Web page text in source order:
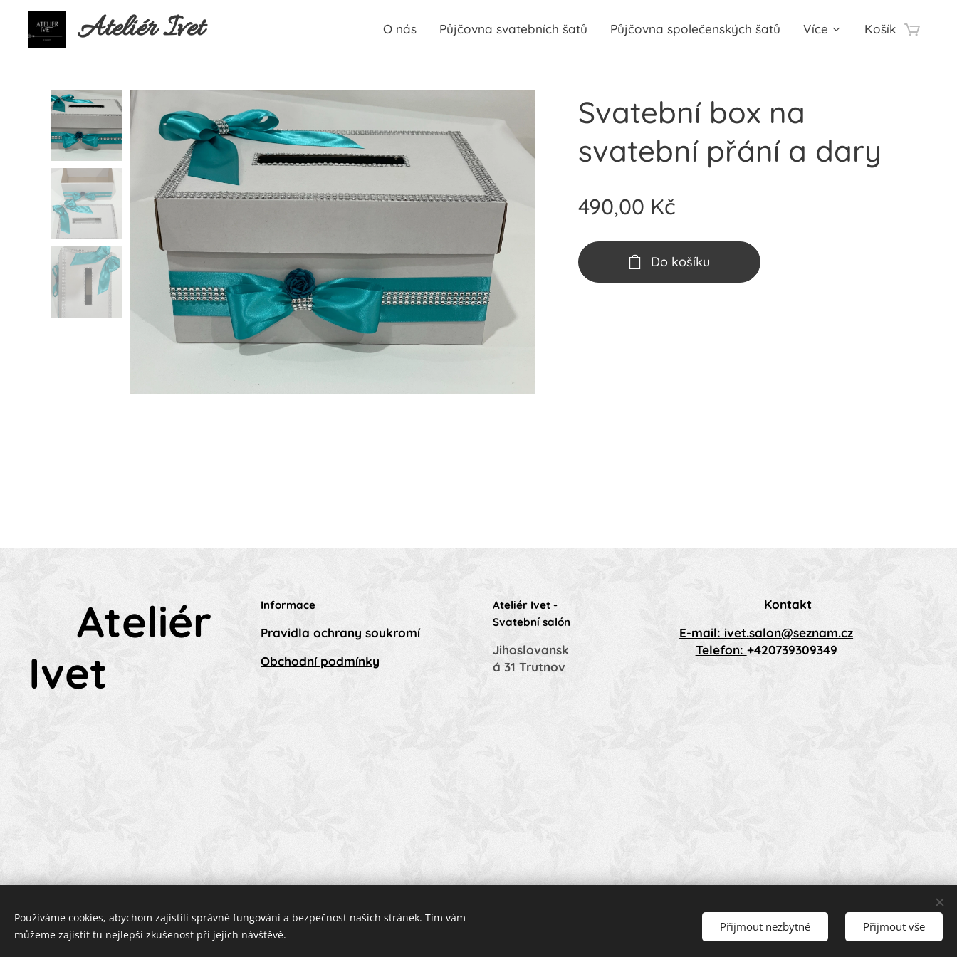
Ateliér Ivet O nás Půjčovna svatebních šatů Půjčovna společenských šatů Více Košík
Svatební box na
svatební přání a dary
490,00 Kč
Do košíku
Ateliér
Ivet
Informace
Pravidla ochrany soukromí
Obchodní podmínky
Ateliér Ivet -
Svatební salón
Jihoslovansk
á 31 Trutnov
Kontakt
E-mail: ivet.salon@seznam.cz
Telefon: +420739309349
Používáme cookies, abychom zajistili správné fungování a bezpečnost našich stránek. Tím vám
můžeme zajistit tu nejlepší zkušenost při jejich návštěvě.
Přijmout nezbytné Přijmout vše